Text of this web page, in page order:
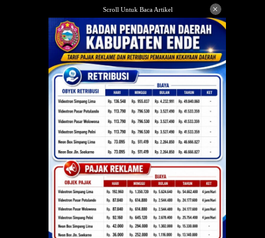
Scroll Untuk Baca Artikel ×